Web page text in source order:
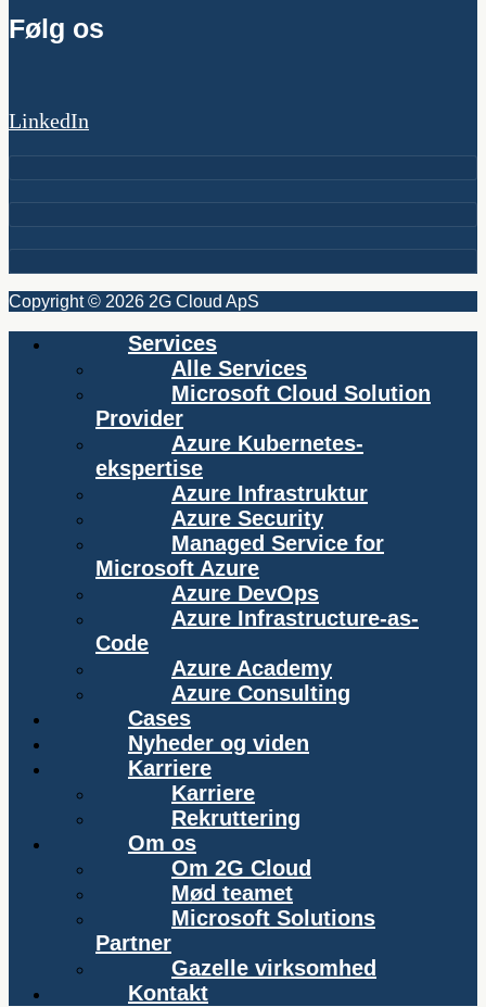
Følg os
LinkedIn
Copyright © 2026 2G Cloud ApS
Services
Alle Services
Microsoft Cloud Solution
Provider
Azure Kubernetes-
ekspertise
Azure Infrastruktur
Azure Security
Managed Service for
Microsoft Azure
Azure DevOps
Azure Infrastructure-as-
Code
Azure Academy
Azure Consulting
Cases
Nyheder og viden
Karriere
Karriere
Rekruttering
Om os
Om 2G Cloud
Mød teamet
Microsoft Solutions
Partner
Gazelle virksomhed
Kontakt